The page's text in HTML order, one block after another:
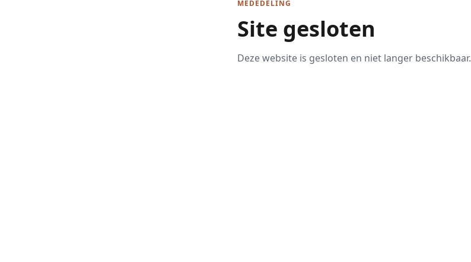
MEDEDELING
Site gesloten
Deze website is gesloten en niet langer beschikbaar.